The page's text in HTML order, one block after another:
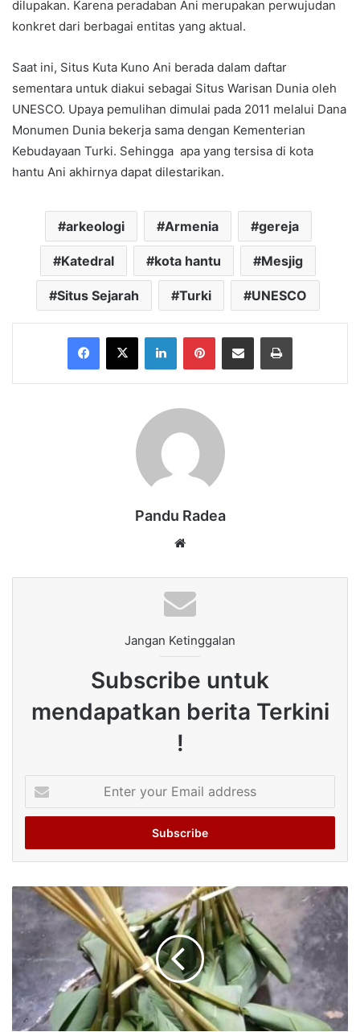
dilupakan. Karena peradaban Ani merupakan perwujudan
konkret dari berbagai entitas yang aktual.
Saat ini, Situs Kuta Kuno Ani berada dalam daftar
sementara untuk diakui sebagai Situs Warisan Dunia oleh
UNESCO. Upaya pemulihan dimulai pada 2011 melalui Dana
Monumen Dunia bekerja sama dengan Kementerian
Kebudayaan Turki. Sehingga apa yang tersisa di kota
hantu Ani akhirnya dapat dilestarikan.
arkeologi Armenia gereja
Katedral kota hantu Mesjig
Situs Sejarah Turki UNESCO
Facebook
X LinkedInPinterestShare via Email Print
Pandu Radea
Jangan Ketinggalan
Subscribe untuk
mendapatkan berita Terkini
!
your
Email